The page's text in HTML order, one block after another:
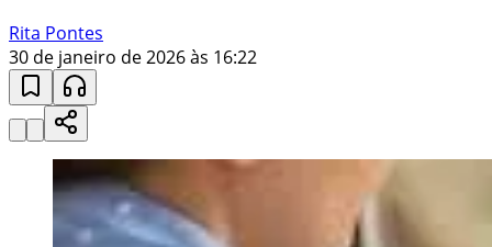
Rita Pontes
30 de janeiro de 2026 às 16:22